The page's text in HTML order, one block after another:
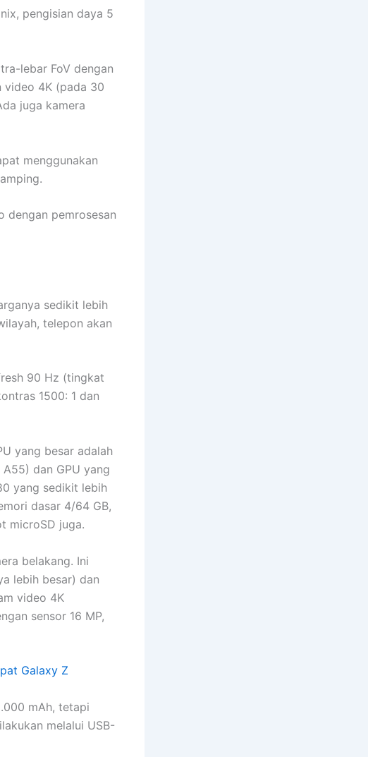
pengisian daya 5
lebar FoV dengan
video 4K (pada 30
juga kamera
menggunakan
dengan pemrosesan
sedikit lebih
telepon akan
90 Hz (tingkat
1500: 1 dan
yang besar adalah
dan GPU yang
yang sedikit lebih
dasar 4/64 GB,
microSD juga.
belakang. Ini
lebih besar) dan
video 4K
sensor 16 MP,
Galaxy Z
mAh, tetapi
melalui USB-